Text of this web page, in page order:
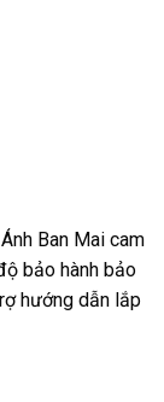
Ban Mai cam
bảo hành bảo
hướng dẫn lắp